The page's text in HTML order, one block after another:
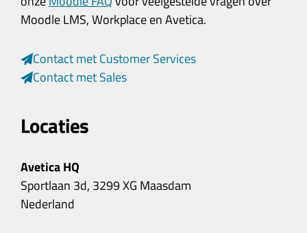
Moodle LMS, Workplace en Avetica.
Contact met Customer Services
Contact met Sales
Locaties
Avetica HQ
Sportlaan 3d, 3299 XG Maasdam
Nederland